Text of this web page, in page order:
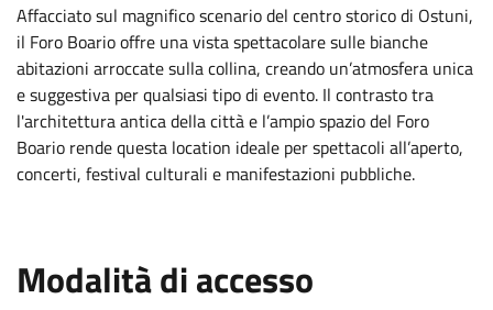
Affacciato sul magnifico scenario del centro storico di Ostuni,
il Foro Boario offre una vista spettacolare sulle bianche
abitazioni arroccate sulla collina, creando un’atmosfera unica
e suggestiva per qualsiasi tipo di evento. Il contrasto tra
l'architettura antica della città e l’ampio spazio del Foro
Boario rende questa location ideale per spettacoli all’aperto,
concerti, festival culturali e manifestazioni pubbliche.
Modalità di accesso